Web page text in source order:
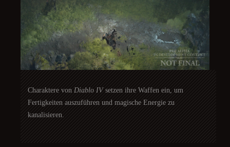
Charaktere vonDiablo IVsetzen ihre Waffen ein, um
Fertigkeiten auszuführen und magische Energie zu
kanalisieren.